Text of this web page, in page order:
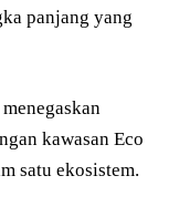
panjang yang
kawasan Eco
satu ekosistem.